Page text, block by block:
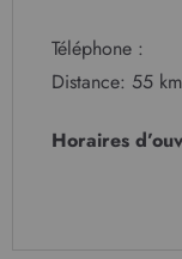
Téléphone :
Distance: 55 km
Horaires